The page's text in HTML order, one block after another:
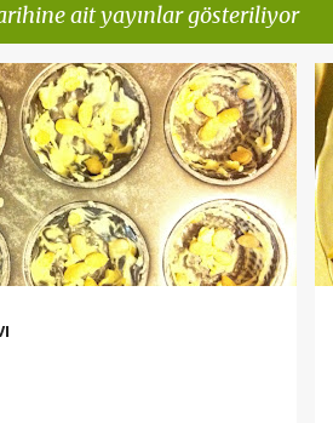
ait yayınlar gösteriliyor
YÖRESEL LEZZETLER +